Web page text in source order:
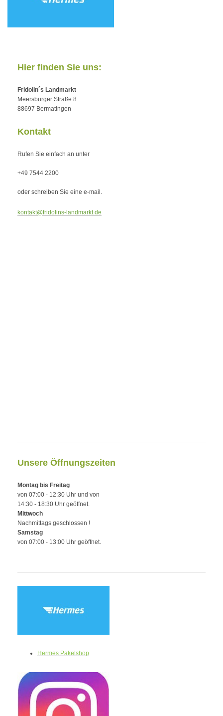
Hier finden Sie uns:
Fridolin´s Landmarkt
Meersburger Straße 8
88697 Bermatingen
Kontakt
Rufen Sie einfach an unter
+49 7544 2200
oder schreiben Sie eine e-mail.
kontakt@fridolins-landmarkt.de
Unsere Öffnungszeiten
Montag bis Freitag
von 07:00 - 12:30 Uhr und von
14:30 - 18:30 Uhr geöffnet.
Mittwoch
Nachmittags geschlossen !
Samstag
von 07:00 - 13:00 Uhr geöffnet.
Hermes Paketshop